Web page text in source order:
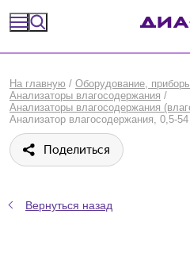
Оборудование, приборы
Расходные материалы, пластик,
Предметный указатель
На главную / Оборудование,
Анализаторы влагосодержания /
Анализаторы влагосодержания
Поделиться
Вернуться назад